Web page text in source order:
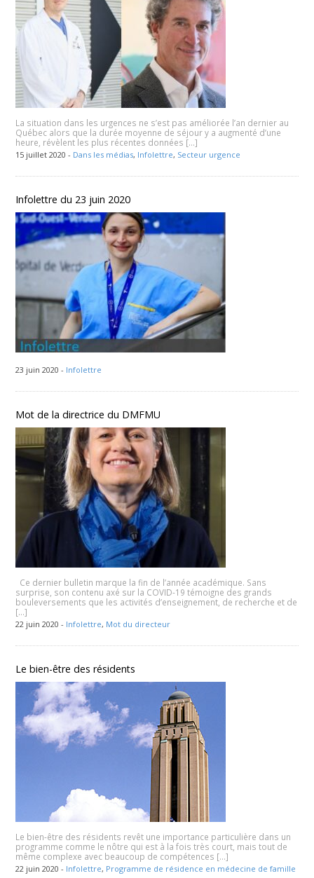
La situation dans les urgences ne s’est pas améliorée l’an dernier au
Québec alors que la durée moyenne de séjour y a augmenté d’une
heure, révèlent les plus récentes données […]
15 juillet 2020 - Dans les médias, Infolettre, Secteur urgence
Infolettre du 23 juin 2020
23 juin 2020 - Infolettre
Mot de la directrice du DMFMU
Ce dernier bulletin marque la fin de l’année académique. Sans
surprise, son contenu axé sur la COVID-19 témoigne des grands
bouleversements que les activités d’enseignement, de recherche et de
[…]
22 juin 2020 - Infolettre, Mot du directeur
Le bien-être des résidents
Le bien-être des résidents revêt une importance particulière dans un
programme comme le nôtre qui est à la fois très court, mais tout de
même complexe avec beaucoup de compétences […]
22 juin 2020 - Infolettre, Programme de résidence en médecine de famille